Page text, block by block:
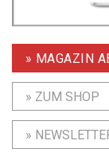
» MAGAZIN
» ZUM SHOP
»